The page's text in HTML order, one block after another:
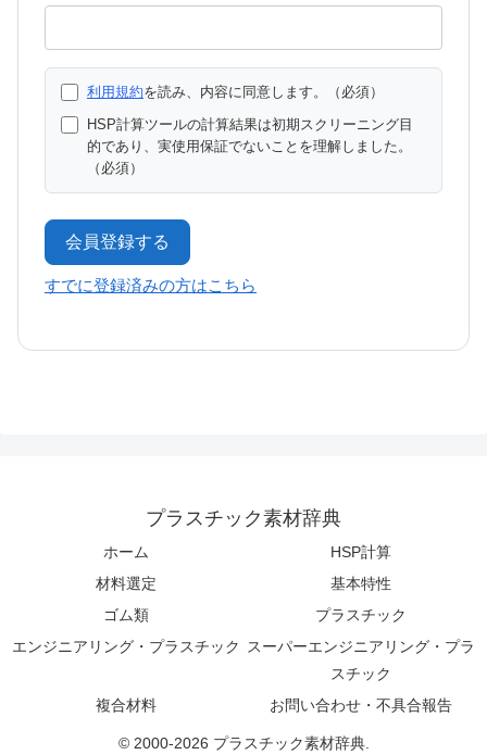
利用規約を読み、内容に同意します。（必須）
HSP計算ツールの計算結果は初期スクリーニング目
的であり、実使用保証でないことを理解しました。
（必須）
会員登録する
すでに登録済みの方はこちら
プラスチック素材辞典
ホーム
HSP計算
材料選定
基本特性
ゴム類
プラスチック
エンジニアリング・プラスチック
スーパーエンジニアリング・プラ
スチック
複合材料
お問い合わせ・不具合報告
© 2000-2026 プラスチック素材辞典.